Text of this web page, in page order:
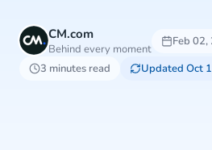
CM.com
Behind every moment
Feb 02,
3 minutes read
Updated Oct